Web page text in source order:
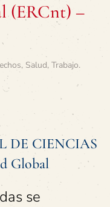
(ERCnt) –
, Salud, Trabajo.
DE CIENCIAS
Global
se